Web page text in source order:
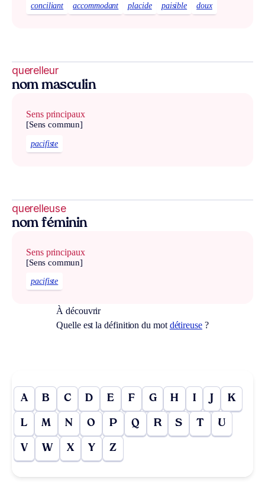
conciliant accommodant placide paisible doux
querelleur
nom masculin
Sens principaux
[Sens commun]
pacifiste
querelleuse
nom féminin
Sens principaux
[Sens commun]
pacifiste
À découvrir
Quelle est la définition du mot détireuse?
A B C D E F G H I J K
L M N O P Q R S T U
V W X Y Z